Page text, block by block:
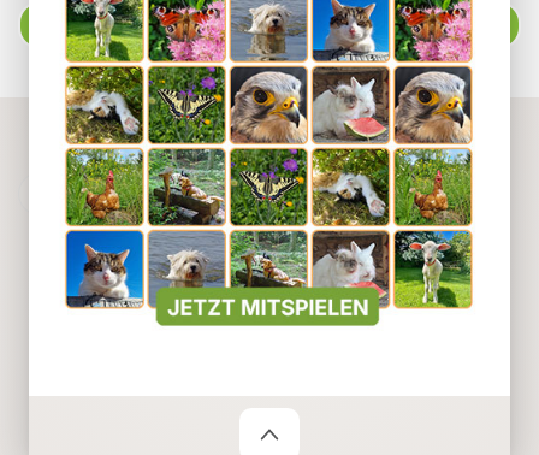
Ratgeber
Powered byWebuniverse
tieronline.ch übernimmt keine Verantwortung für den
Inhalt der Inserate.